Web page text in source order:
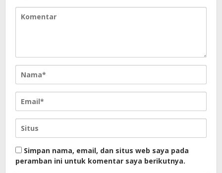
Simpan nama, email, dan situs web saya pada
peramban ini untuk komentar saya berikutnya.